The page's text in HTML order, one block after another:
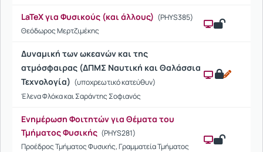
LaTeX για Φυσικούς (και άλλους) (PHYS385)
Θεόδωρος Μερτζιμέκης
Δυναμική των ωκεανών και της
ατμόσφαιρας (ΔΠΜΣ Ναυτική και Θαλάσσια
Τεχνολογία) (υποχρεωτικό κατεύθυν)
Έλενα Φλόκα και Σαράντης Σοφιανός
Ενημέρωση Φοιτητών για Θέματα του
Τμήματος Φυσικής (PHYS281)
Προέδρος Τμήματος Φυσικής, Γραμματεία Τμήματος